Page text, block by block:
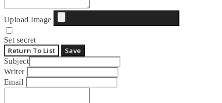
Upload Image
Set secret
Return To List Save
Subject
Writer
Email